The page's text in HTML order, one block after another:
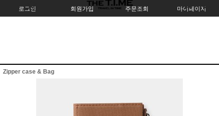
로그인 회원가입 주문조회 마이페이지
Zipper case & Bag